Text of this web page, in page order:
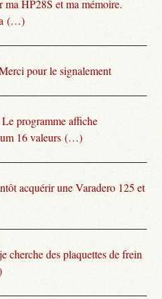
ma HP28S et ma mémoire.
(…)
pour le signalement
programme affiche
16 valeurs (…)
acquérir une Varadero 125 et
cherche des plaquettes de frein